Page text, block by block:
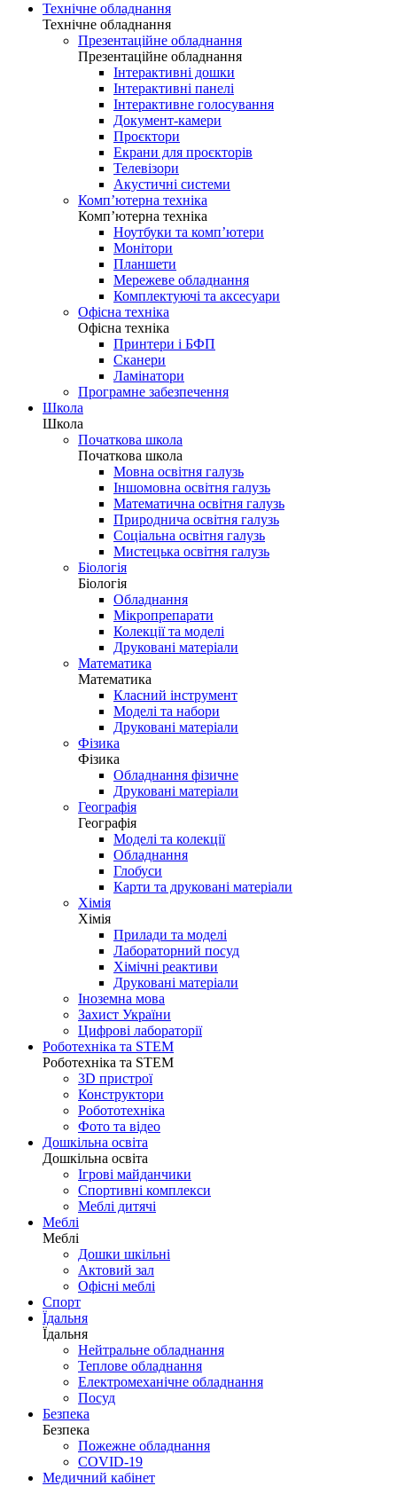
Технічне обладнання
Технічне обладнання
Презентаційне обладнання
Презентаційне обладнання
Інтерактивні дошки
Інтерактивні панелі
Інтерактивне голосування
Документ-камери
Проєктори
Екрани для проєкторів
Телевізори
Акустичні системи
Комп’ютерна техніка
Комп’ютерна техніка
Ноутбуки та комп’ютери
Монітори
Планшети
Мережеве обладнання
Комплектуючі та аксесуари
Офісна техніка
Офісна техніка
Принтери і БФП
Сканери
Ламінатори
Програмне забезпечення
Школа
Школа
Початкова школа
Початкова школа
Мовна освітня галузь
Іншомовна освітня галузь
Математична освітня галузь
Природнича освітня галузь
Соціальна освітня галузь
Мистецька освітня галузь
Біологія
Біологія
Обладнання
Мікропрепарати
Колекції та моделі
Друковані матеріали
Математика
Математика
Класний інструмент
Моделі та набори
Друковані матеріали
Фізика
Фізика
Обладнання фізичне
Друковані матеріали
Географія
Географія
Моделі та колекції
Обладнання
Глобуси
Карти та друковані матеріали
Хімія
Хімія
Прилади та моделі
Лабораторний посуд
Хімічні реактиви
Друковані матеріали
Іноземна мова
Захист України
Цифрові лабораторії
Роботехніка та STEM
Роботехніка та STEM
3D пристрої
Конструктори
Робототехніка
Фото та відео
Дошкільна освіта
Дошкільна освіта
Ігрові майданчики
Спортивні комплекси
Меблі дитячі
Меблі
Меблі
Дошки шкільні
Актовий зал
Офісні меблі
Спорт
Їдальня
Їдальня
Нейтральне обладнання
Теплове обладнання
Електромеханічне обладнання
Посуд
Безпека
Безпека
Пожежне обладнання
COVID-19
Медичний кабінет